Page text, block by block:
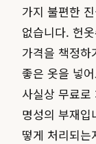
가지 불편한
없습니다. 헌
가격을 책정
좋은 옷을 넣
사실상 무료
명성의 부재
떻게 처리되